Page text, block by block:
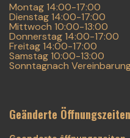
Montag 14:00-17:00
Dienstag 14:00-17:00
Mittwoch 10:00-13:00
Donnerstag 14:00-17:00
Freitag 14:00-17:00
Samstag 10:00-13:00
Sonntagnach
Geänderte Öffnungszeiten